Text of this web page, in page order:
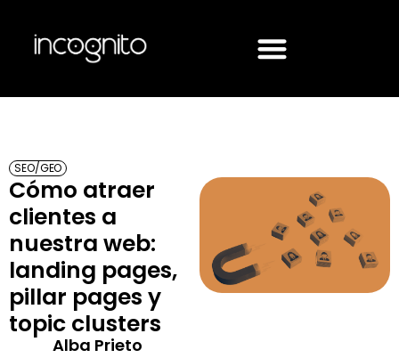
SEO/GEO
Cómo atraer
clientes a
nuestra web:
landing pages,
pillar pages y
topic clusters
Alba Prieto